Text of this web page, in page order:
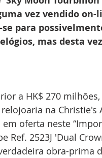
vez vendido on-
para
mas desta
a HK$ 270
na Christie's
oferta neste
Ref. 2523J 'Dual
obra-prima